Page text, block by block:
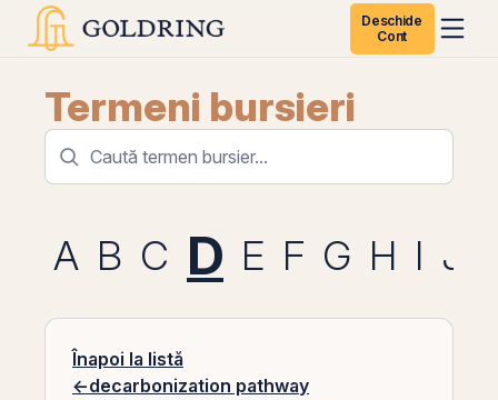
Deschide
Cont
Termeni bursieri
A B C D E F G H I J
Înapoi la listă
←decarbonization pathway